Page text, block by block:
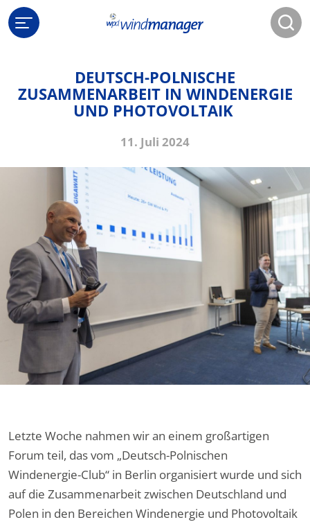
DEUTSCH-POLNISCHE
ZUSAMMENARBEIT IN WINDENERGIE
UND PHOTOVOLTAIK
11. Juli 2024
Letzte Woche nahmen wir an einem großartigen
Forum teil, das vom „Deutsch-Polnischen
Windenergie-Club“ in Berlin organisiert wurde und sich
auf die Zusammenarbeit zwischen Deutschland und
Polen in den Bereichen Windenergie und Photovoltaik